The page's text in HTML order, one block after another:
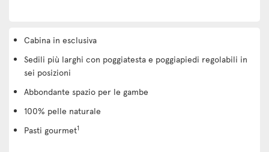
Cabina in esclusiva
Sedili più larghi con poggiatesta e poggiapiedi regolabili in
sei posizioni
Abbondante spazio per le gambe
100% pelle naturale
Pasti gourmet1